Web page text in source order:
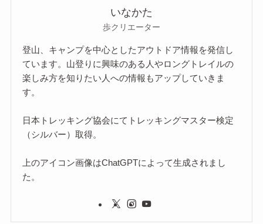
いなかた
歩クリエーター
登山、キャンプを中心としたアウトドア情報を発信し
ています。山登りに興味のある人やロングトレイルの
楽しみ方を知りたい人への情報もアップしていきま
す。
日本トレッキング協会にてトレッキングマスター検定
（シルバー）取得。
上のアイコン画像はChatGPTによって生成されまし
た。